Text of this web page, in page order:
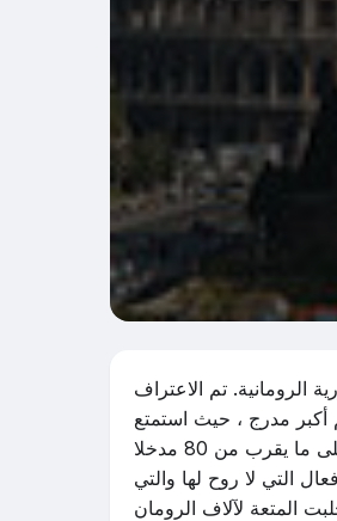
الرومانية. تم الاعتراف
أكبر مدرج ، حيث استمتع
الرومان بقسوة بمعارك الأشخاص المدانين ، وكذلك معارك الحيوانات. يحتوي الكولوسيوم على ما يقرب من 80 مدخلا
التي لا روح لها والتي